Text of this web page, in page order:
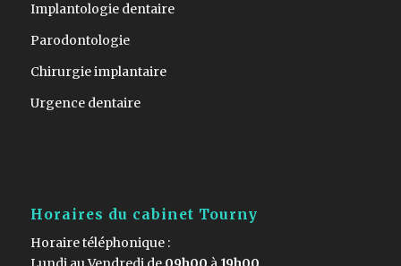
Implantologie dentaire
Parodontologie
Chirurgie implantaire
Urgence dentaire
Horaires du cabinet Tourny
Horaire téléphonique :